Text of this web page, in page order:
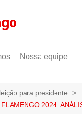
Nossa equipe
Gilson Lima
para presidente
2024: